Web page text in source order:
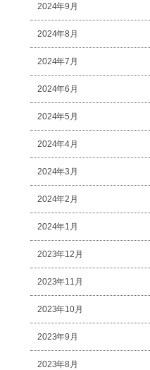
2024年9月
2024年8月
2024年7月
2024年6月
2024年5月
2024年4月
2024年3月
2024年2月
2024年1月
2023年12月
2023年11月
2023年10月
2023年9月
2023年8月